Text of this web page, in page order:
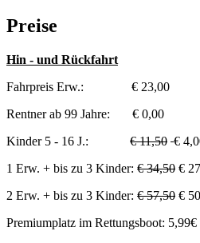
Preise
Hin - und Rückfahrt
Fahrpreis Erw.: € 23,00
Rentner ab 99 Jahre: € 0,00
Kinder 5 - 16 J.: € 11,50 €
1 Erw. + bis zu 3 Kinder: € 34,50 €
2 Erw. + bis zu 3 Kinder: € 57,50 €
Premiumplatz im Rettungsboot: